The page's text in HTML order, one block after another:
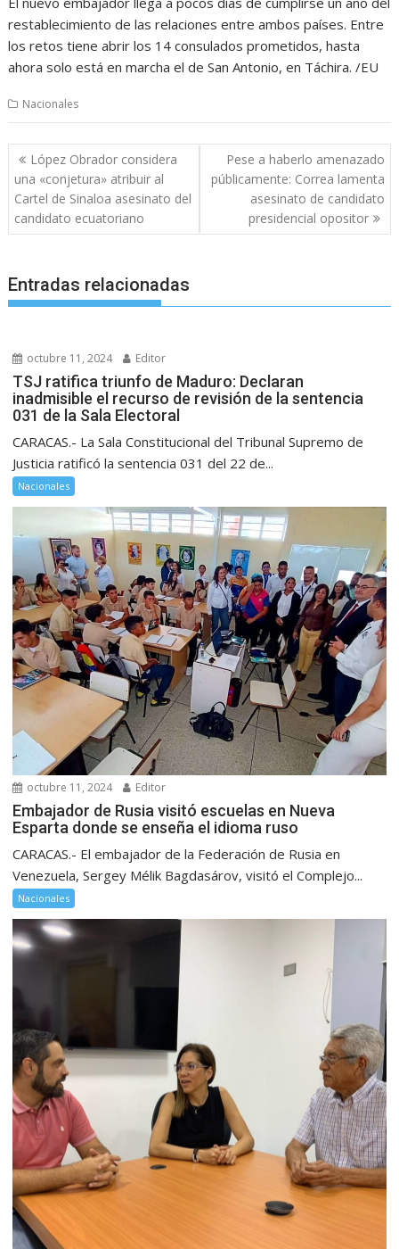
restablecimiento de las relaciones entre ambos países. Entre
los retos tiene abrir los 14 consulados prometidos, hasta
ahora solo está en marcha el de San Antonio, en Táchira. /EU
Nacionales
Navegación
de
entradas
López Obrador considera
una «conjetura» atribuir al
Cartel de Sinaloa asesinato del
candidato ecuatoriano
Pese a haberlo amenazado
públicamente: Correa lamenta
asesinato de candidato
presidencial opositor
Entradas relacionadas
octubre 11, 2024 Editor
TSJ ratifica triunfo de Maduro: Declaran
inadmisible el recurso de revisión de la sentencia
031 de la Sala Electoral
CARACAS.- La Sala Constitucional del Tribunal Supremo de
Justicia ratificó la sentencia 031 del 22 de...
Nacionales
octubre 11, 2024 Editor
Embajador de Rusia visitó escuelas en Nueva
Esparta donde se enseña el idioma ruso
CARACAS.- El embajador de la Federación de Rusia en
Venezuela, Sergey Mélik Bagdasárov, visitó el Complejo...
Nacionales